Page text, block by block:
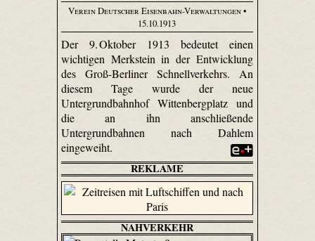
Verein Deutscher Eisenbahn-Verwaltungen•
15.10.1913
Der 9. Oktober 1913 bedeutet einen
wichtigen Merkstein in der Entwicklung
des Groß-Berliner Schnellverkehrs. An
diesem Tage wurde der neue
Untergrundbahnhof Wittenbergplatz und
die an ihn anschließende
Untergrundbahnen nach Dahlem
eingeweiht.
REKLAME
NAHVERKEHR